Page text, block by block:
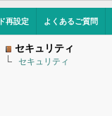
再設定 よくあるご質問
セキュリティ
セキュリティ